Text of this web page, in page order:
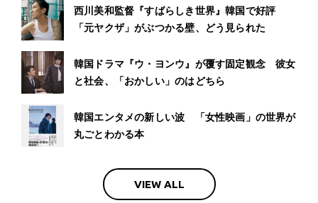
西川美和監督『すばらしき世界』韓国で好評
「元ヤクザ」がぶつかる壁、どう見られた
韓国ドラマ『ウ・ヨンウ』が覆す固定観念 彼女
と社会、「おかしい」のはどちら
韓国エンタメの新しい波 「女性映画」の世界が
丸ごとわかる本
VIEW ALL